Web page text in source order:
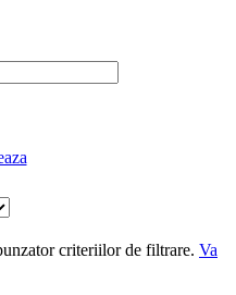
criteriilor de filtrare. Va